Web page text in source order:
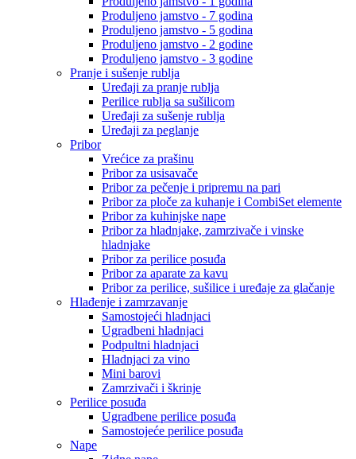
Produljeno jamstvo - 7 godina
Produljeno jamstvo - 5 godina
Produljeno jamstvo - 2 godine
Produljeno jamstvo - 3 godine
Pranje i sušenje rublja
Uređaji za pranje rublja
Perilice rublja sa sušilicom
Uređaji za sušenje rublja
Uređaji za peglanje
Pribor
Vrećice za prašinu
Pribor za usisavače
Pribor za pečenje i pripremu na pari
Pribor za ploče za kuhanje i CombiSet elemente
Pribor za kuhinjske nape
Pribor za hladnjake, zamrzivače i vinske
hladnjake
Pribor za perilice posuđa
Pribor za aparate za kavu
Pribor za perilice, sušilice i uređaje za glačanje
Hlađenje i zamrzavanje
Samostojeći hladnjaci
Ugradbeni hladnjaci
Podpultni hladnjaci
Hladnjaci za vino
Mini barovi
Zamrzivači i škrinje
Perilice posuđa
Ugradbene perilice posuđa
Samostojeće perilice posuđa
Nape